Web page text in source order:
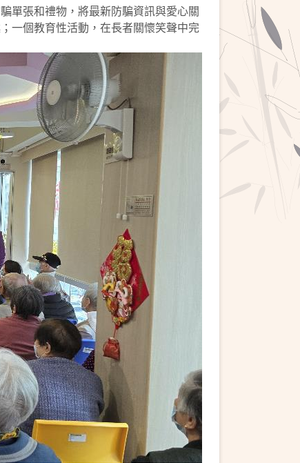
單張和禮物，將最新防騙資訊與愛心關
一個教育性活動，在長者關懷笑聲中完